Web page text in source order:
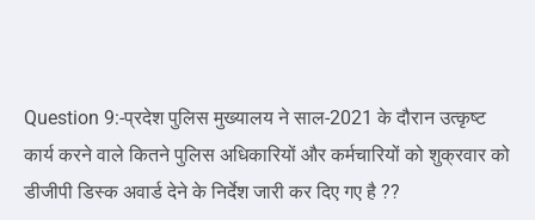
Question 9:-प्रदेश पुलिस मुख्यालय ने साल-2021 के दौरान उत्कृष्ट
कार्य करने वाले कितने पुलिस अधिकारियों और कर्मचारियों को शुक्रवार को
डीजीपी डिस्क अवार्ड देने के निर्देश जारी कर दिए गए है ??